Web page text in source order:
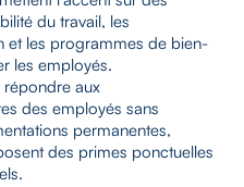
du travail, les
et les programmes de bien-
les employés.
aux
des employés sans
permanentes,
des primes ponctuelles